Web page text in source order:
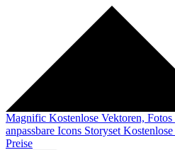
Magnific Kostenlose Vektoren,
anpassbare Icons Storyset
Preise